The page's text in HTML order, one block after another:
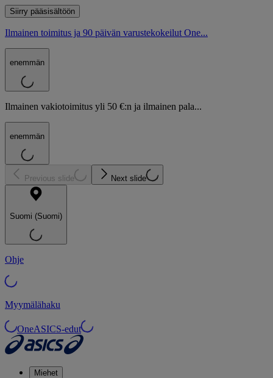
Siirry pääsisältöön
Ilmainen toimitus ja 90 päivän varustekokeilut One...
enemmän
Ilmainen vakiotoimitus yli 50 €:n ja ilmainen pala...
enemmän
Previous slide Next slide
Suomi (Suomi)
Ohje
Myymälähaku
OneASICS-edut
Miehet